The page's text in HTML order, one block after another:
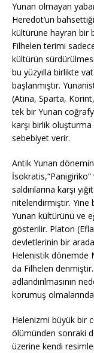
Yunan olmayan
Heredot’un
kültürüne hayran bir
Filhelen terimi
kültürün
bu yüzyılla birlikte
başlanmıştır.
(Atina, Sparta,
tek bir Yunan
karşı birlik oluşturma
sebebiyet verir.
Antik Yunan
saldırılarına karşı
nitelendirmiştir. Yine
Yunan kültürünü ve
gösterilir. Platon
devletlerinin bir
Helenistik dönemde
da Filhelen
adlandırılmasının
korumuş
Helenizmi büyük bir
ölümünden sonraki
üzerine kendi